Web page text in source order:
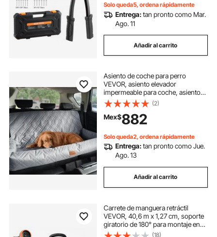
Solo queda5, ordena rápidamente
Entrega:tan pronto como Mar.
Ago. 11
Añadir al carrito
Asiento de coche para perro
VEVOR, asiento elevador
impermeable para coche, asiento
para mascotas con correa de
seguridad con clip, relleno de
algodón PP, cama para perro
mediano y grande de hasta 45 kg,
gris
(2)
Mex$882
Solo queda2, ordena rápidamente
Entrega:tan pronto como Jue.
Ago. 13
Añadir al carrito
Carrete de manguera retráctil
VEVOR, 40,6 m x 1,27 cm, soporte
giratorio de 180° para montaje en
pared, carrete de manguera de
(18)